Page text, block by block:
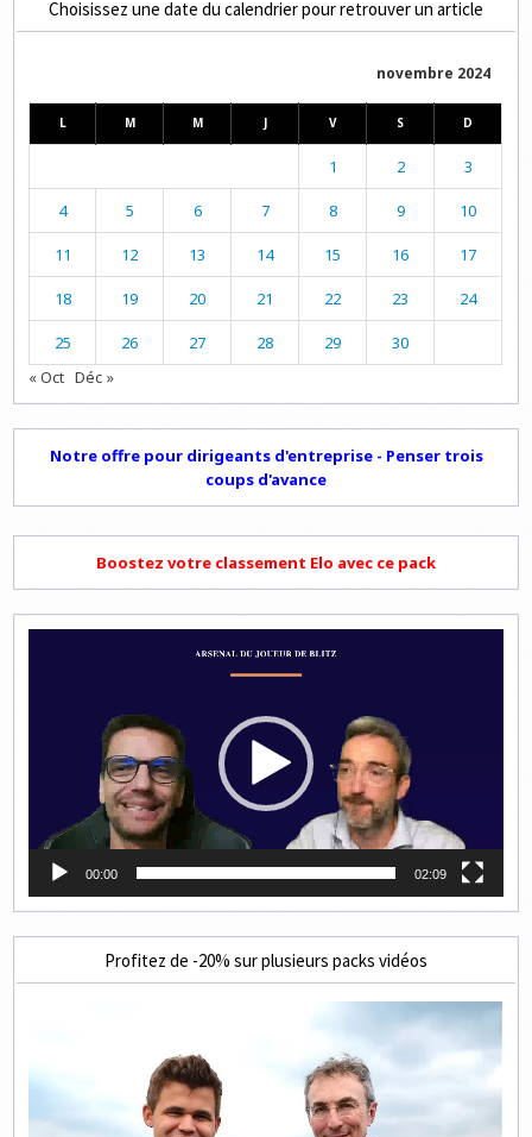
Choisissez une date du calendrier pour retrouver un article
novembre 2024
L M M J V S D
1 2 3
4 5 6 7 8 9 10
11 12 13 14 15 16 17
18 19 20 21 22 23 24
25 26 27 28 29
30
« Oct Déc »
Notre offre pour dirigeants d'entreprise - Penser trois
coups d'avance
Boostez votre classement Elo avec ce pack
00:00 02:09
Profitez de -20% sur plusieurs packs vidéos